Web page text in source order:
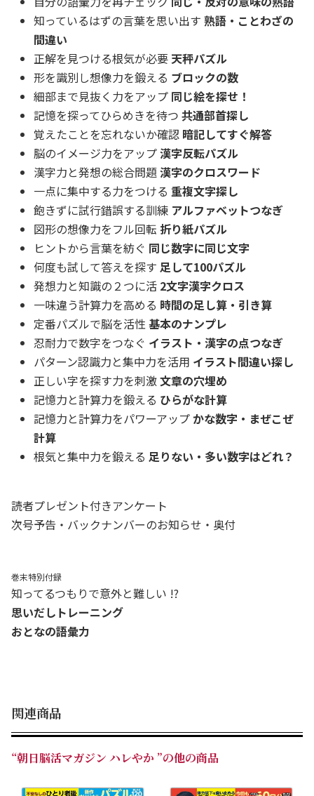
知っているはずの言葉を思い出す 熟語・ことわざの
間違い
正解を見つける根気が必要天秤パズル
形を識別し想像力を鍛える ブロックの数
細部まで見抜く力をアップ 同じ絵を探せ！
記憶を探ってひらめきを待つ 共通部首探し
覚えたことを忘れないか確認 暗記してすぐ解答
脳のイメージ力をアップ漢字反転パズル
漢字力と発想の総合問題漢字のクロスワード
一点に集中する力をつける 重複文字探し
飽きずに試行錯誤する訓練 アルファベットつなぎ
図形の想像力をフル回転 折り紙パズル
ヒントから言葉を紡ぐ 同じ数字に同じ文字
何度も試して答えを探す 足して100パズル
発想力と知識の２つに活 2文字漢字クロス
一味違う計算力を高める 時間の足し算・引き算
定番パズルで脳を活性基本のナンプレ
忍耐力で数字をつなぐ イラスト・漢字の点つなぎ
パターン認識力と集中力を活用 イラスト間違い探し
正しい字を探す力を刺激文章の穴埋め
記憶力と計算力を鍛える ひらがな計算
記憶力と計算力をパワーアップ かな数字・まぜこぜ
計算
根気と集中力を鍛える 足りない・多い数字はどれ？
読者プレゼント付きアンケート
次号予告・バックナンバーのお知らせ・奥付
巻末特別付録
知ってるつもりで意外と難しい !?
思いだしトレーニング
おとなの語彙力
関連商品
“朝日脳活マガジン ハレやか ”の他の商品